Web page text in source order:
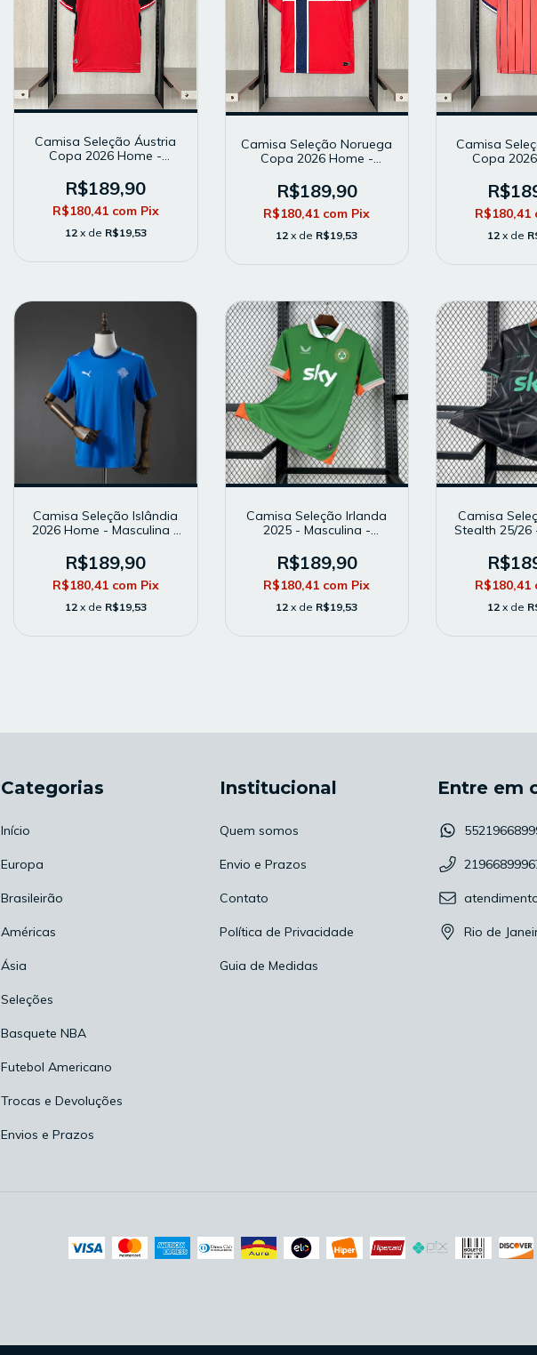
Camisa Seleção Áustria
Copa 2026 Home -
Torcedor - Vermelha
R$189,90
R$180,41 com Pix
12 x de R$19,53
Camisa Seleção Noruega
Copa 2026 Home -
Torcedor - Vermelha
R$189,90
R$180,41 com Pix
12 x de R$19,53
Camisa
Copa
Torcedor
R$180,41
12 x de
Camisa Seleção Islândia
2026 Home - Masculina -
R$189,90
R$180,41 com Pix
12 x de R$19,53
Camisa Seleção Irlanda
2025 - Masculina -
R$189,90
R$180,41 com Pix
12 x de R$19,53
Camisa
Stealth 25/26
R$180,41
12 x de
Categorias
Início
Europa
Brasileirão
Américas
Ásia
Seleções
Basquete NBA
Futebol Americano
Trocas e Devoluções
Envios e Prazos
Institucional
Quem somos
Envio e Prazos
Contato
Política de Privacidade
Guia de Medidas
Entre em
Rio de